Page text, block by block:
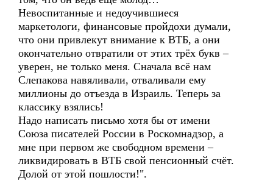
Невоспитанные и недоучившиеся
маркетологи, финансовые пройдохи думали,
что они привлекут внимание к ВТБ, а они
окончательно отвратили от этих трёх букв –
уверен, не только меня. Сначала всё нам
Слепакова навяливали, отваливали ему
миллионы до отъезда в Израиль. Теперь за
классику взялись!
Надо написать письмо хотя бы от имени
Союза писателей России в Роскомнадзор, а
мне при первом же свободном времени –
ликвидировать в ВТБ свой пенсионный счёт.
Долой от этой пошлости!".